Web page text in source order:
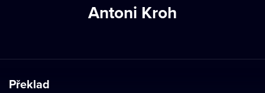
Antoni Kroh
Překlad